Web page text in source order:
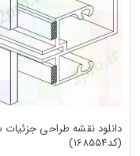
دانلود نقشه طراحی
(کد168554)